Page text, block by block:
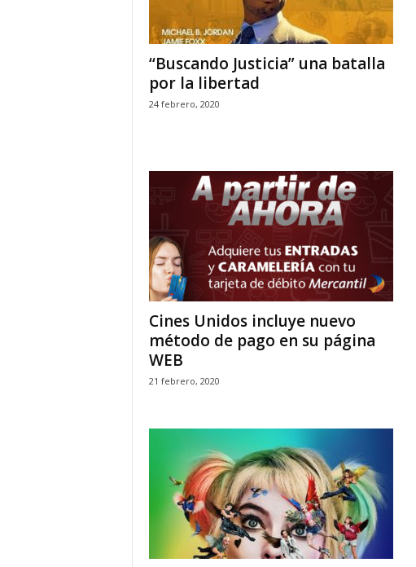
‘‘Buscando Justicia” una batalla
por la libertad
24 febrero, 2020
Cines Unidos incluye nuevo
método de pago en su página
WEB
21 febrero, 2020